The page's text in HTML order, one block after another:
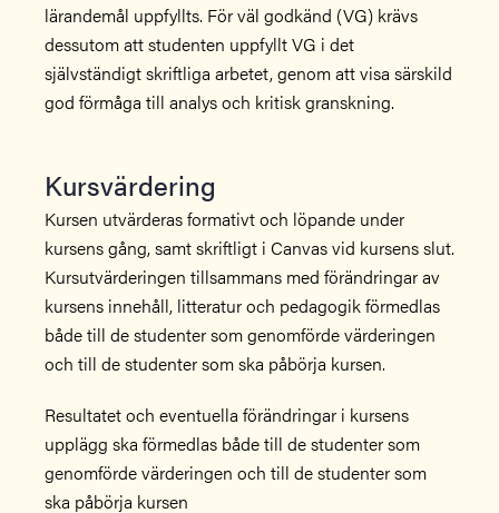
lärandemål uppfyllts. För väl godkänd (VG) krävs
dessutom att studenten uppfyllt VG i det
självständigt skriftliga arbetet, genom att visa särskild
god förmåga till analys och kritisk granskning.
Kursvärdering
Kursen utvärderas formativt och löpande under
kursens gång, samt skriftligt i Canvas vid kursens slut.
Kursutvärderingen tillsammans med förändringar av
kursens innehåll, litteratur och pedagogik förmedlas
både till de studenter som genomförde värderingen
och till de studenter som ska påbörja kursen.
Resultatet och eventuella förändringar i kursens
upplägg ska förmedlas både till de studenter som
genomförde värderingen och till de studenter som
ska påbörja kursen